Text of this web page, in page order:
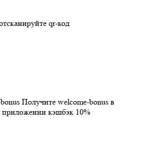
qr-код
Получите welcome-bonus в
кэшбэк 10%